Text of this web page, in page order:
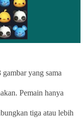
yang sama
Pemain hanya
tiga atau lebih